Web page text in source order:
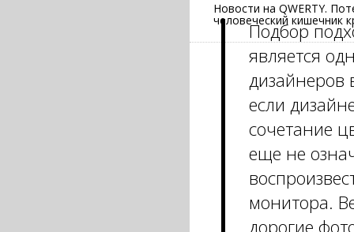
Новости на QWERTY.
человеческий кишечник
Подбор
является
дизайнеров
если
сочетание
еще не
монитора.
дорогие